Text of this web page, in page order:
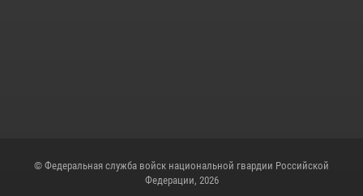
© Федеральная служба войск национальной гвардии Российской
Федерации, 2026